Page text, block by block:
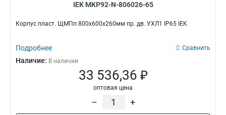
IEK MKP92-N-806026-65
Корпус пласт. ЩМПп 800х600х260мм пр. дв. УХЛ1 IP65 IEK
Подробнее Сравнить
Наличие: В наличии
33 536,36 ₽
оптовая цена
– +